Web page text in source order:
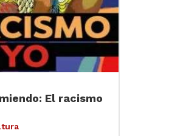
El racismo